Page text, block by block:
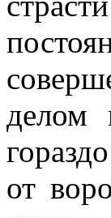
делом
от